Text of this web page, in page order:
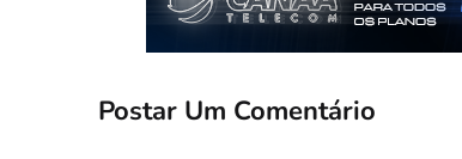
Postar Um Comentário